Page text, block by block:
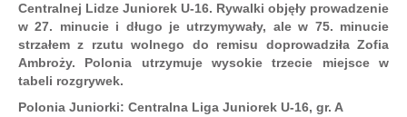
Centralnej Lidze Juniorek U-16. Rywalki objęły prowadzenie
w 27. minucie i długo je utrzymywały, ale w 75. minucie
strzałem z rzutu wolnego do remisu doprowadziła Zofia
Ambroży. Polonia utrzymuje wysokie trzecie miejsce w
tabeli rozgrywek.
Polonia Juniorki: Centralna Liga Juniorek U-16, gr. A